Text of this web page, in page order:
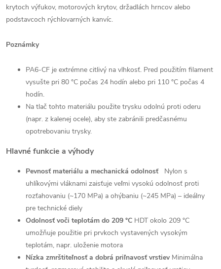
krytoch výfukov, motorových krytov, držadlách hrncov alebo
podstavcoch rýchlovarných kanvíc.
Poznámky
PA6-CF je extrémne citlivý na vlhkosť. Pred použitím filament
vysušte pri 80 °C počas 24 hodín alebo pri 110 °C počas 4
hodín.
Na tlač tohto materiálu použite trysku odolnú proti oderu
(napr. z kalenej ocele), aby ste zabránili predčasnému
opotrebovaniu trysky.
Hlavné funkcie a výhody
Pevnosť materiálu a mechanická odolnosť
Nylon s
uhlíkovými vláknami zaisťuje veľmi vysokú odolnosť proti
rozťahovaniu (~170 MPa) a ohýbaniu (~245 MPa) – ideálny
pre technické diely
Odolnosť voči teplotám do 209 °C HDT okolo 209 °C
umožňuje použitie pri prvkoch vystavených vysokým
teplotám, napr. uloženie motora
Nízka zmrštiteľnosť a dobrá priľnavosť vrstievMinimálna